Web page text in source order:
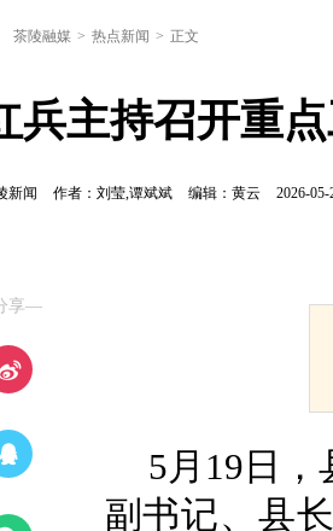
茶陵融媒 > 热点新闻 > 正文
兵主持召开重
新闻 作者：刘莹,谭斌斌 编辑：黄云 2026-05-
享—
5月19日
副书记、县